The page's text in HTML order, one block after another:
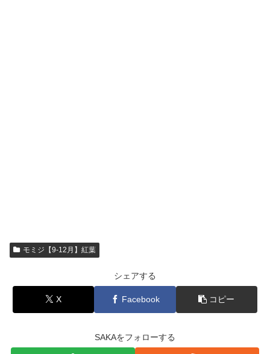
モミジ【9-12月】紅葉
シェアする
X Facebook コピー
SAKAをフォローする